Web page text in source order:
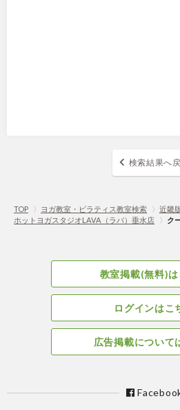
検索結果へ
TOP 〉 ヨガ教室・ピラティス教室検索 〉 近畿
ホットヨガスタジオLAVA（ラバ）垂水店
〉 ク
教室掲載(無料)は
ログインはこ
広告掲載について